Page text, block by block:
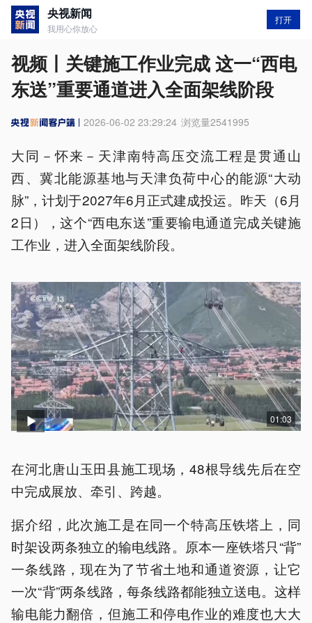
央视新闻
我用心你放心
打开
视频丨关键施工作业完成 这一“西电
东送”重要通道进入全面架线阶段
2026-06-02 23:29:24 浏览量2541995
大同－怀来－天津南特高压交流工程是贯通山
西、冀北能源基地与天津负荷中心的能源“大动
脉”，计划于2027年6月正式建成投运。昨天（6月
2日），这个“西电东送”重要输电通道完成关键施
工作业，进入全面架线阶段。
01:03
在河北唐山玉田县施工现场，48根导线先后在空
中完成展放、牵引、跨越。
据介绍，此次施工是在同一个特高压铁塔上，同
时架设两条独立的输电线路。原本一座铁塔只“背”
一条线路，现在为了节省土地和通道资源，让它
一次“背”两条线路，每条线路都能独立送电。这样
输电能力翻倍，但施工和停电作业的难度也大大